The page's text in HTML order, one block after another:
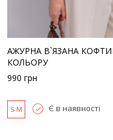
АЖУРНА В`ЯЗАНА
КОЛЬОРУ
990 грн
S-M Є в наявності